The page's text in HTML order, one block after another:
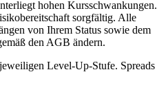
hohen Kursschwankungen.
sorgfältig. Alle
von Ihrem Status sowie dem
den AGB ändern.
Level-Up-Stufe. Spreads